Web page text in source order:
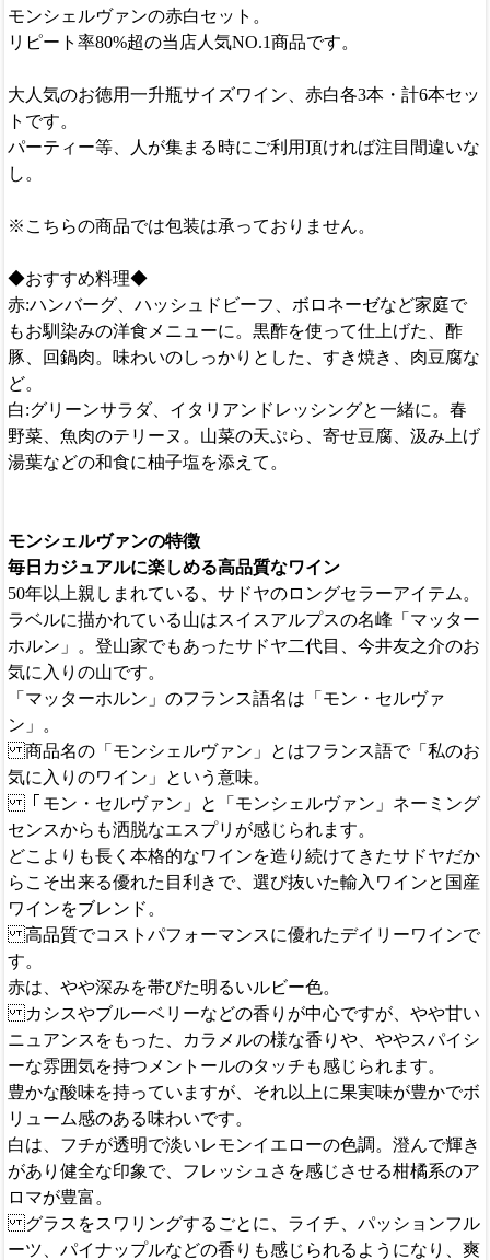
モンシェルヴァンの赤白セット。
リピート率80%超の当店人気NO.1商品です。
大人気のお徳用一升瓶サイズワイン、赤白各3本・計6本セッ
トです。
パーティー等、人が集まる時にご利用頂ければ注目間違いな
し。
※こちらの商品では包装は承っておりません。
◆おすすめ料理◆
赤:ハンバーグ、ハッシュドビーフ、ボロネーゼなど家庭で
もお馴染みの洋食メニューに。黒酢を使って仕上げた、酢
豚、回鍋肉。味わいのしっかりとした、すき焼き、肉豆腐な
ど。
白:グリーンサラダ、イタリアンドレッシングと一緒に。春
野菜、魚肉のテリーヌ。山菜の天ぷら、寄せ豆腐、汲み上げ
湯葉などの和食に柚子塩を添えて。
モンシェルヴァンの特徴
毎日カジュアルに楽しめる高品質なワイン
50年以上親しまれている、サドヤのロングセラーアイテム。
ラベルに描かれている山はスイスアルプスの名峰「マッター
ホルン」。登山家でもあったサドヤ二代目、今井友之介のお
気に入りの山です。
「マッターホルン」のフランス語名は「モン・セルヴァ
ン」。
商品名の「モンシェルヴァン」とはフランス語で「私のお
気に入りのワイン」という意味。
「モン・セルヴァン」と「モンシェルヴァン」ネーミング
センスからも洒脱なエスプリが感じられます。
どこよりも長く本格的なワインを造り続けてきたサドヤだか
らこそ出来る優れた目利きで、選び抜いた輸入ワインと国産
ワインをブレンド。
高品質でコストパフォーマンスに優れたデイリーワインで
す。
赤は、やや深みを帯びた明るいルビー色。
カシスやブルーベリーなどの香りが中心ですが、やや甘い
ニュアンスをもった、カラメルの様な香りや、ややスパイシ
ーな雰囲気を持つメントールのタッチも感じられます。
豊かな酸味を持っていますが、それ以上に果実味が豊かでボ
リューム感のある味わいです。
白は、フチが透明で淡いレモンイエローの色調。澄んで輝き
があり健全な印象で、フレッシュさを感じさせる柑橘系のア
ロマが豊富。
グラスをスワリングするごとに、ライチ、パッションフル
ーツ、パイナップルなどの香りも感じられるようになり、爽